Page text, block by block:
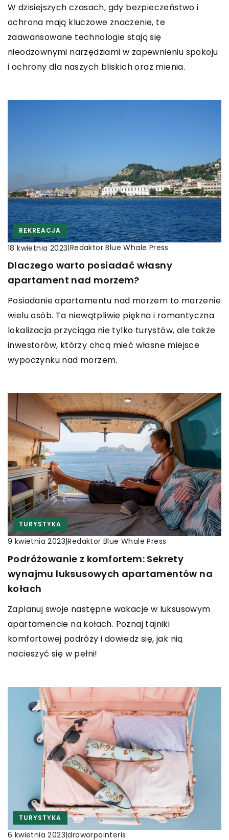
W dzisiejszych czasach, gdy bezpieczeństwo i
ochrona mają kluczowe znaczenie, te
zaawansowane technologie stają się
nieodzownymi narzędziami w zapewnieniu spokoju
i ochrony dla naszych bliskich oraz mienia.
REKREACJA
18 kwietnia 2023|Redaktor Blue Whale Press
Dlaczego warto posiadać własny
apartament nad morzem?
Posiadanie apartamentu nad morzem to marzenie
wielu osób. Ta niewątpliwie piękna i romantyczna
lokalizacja przyciąga nie tylko turystów, ale także
inwestorów, którzy chcą mieć własne miejsce
wypoczynku nad morzem.
TURYSTYKA
9 kwietnia 2023|Redaktor Blue Whale Press
Podróżowanie z komfortem: Sekrety
wynajmu luksusowych apartamentów na
kołach
Zaplanuj swoje następne wakacje w luksusowym
apartamencie na kołach. Poznaj tajniki
komfortowej podróży i dowiedz się, jak nią
nacieszyć się w pełni!
TURYSTYKA
6 kwietnia 2023|draworpainteris